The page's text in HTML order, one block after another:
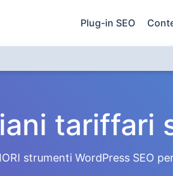
Plug-in SEO
tariffari
strumenti WordPress SEO